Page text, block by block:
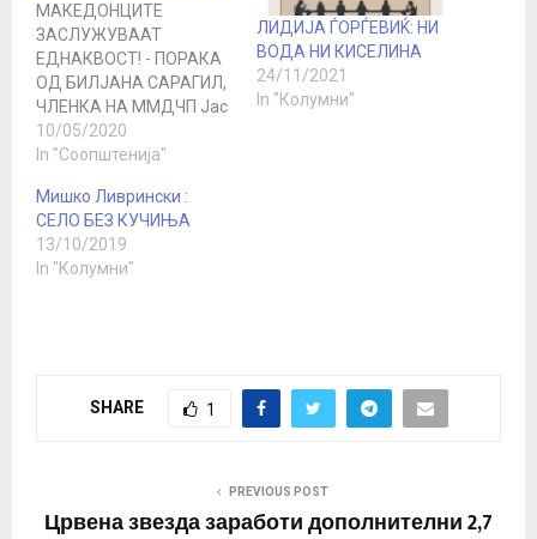
МАКЕДОНЦИТЕ
ЗАСЛУЖУВААТ
ЕДНАКВОСТ! - ПОРАКА
ОД БИЛЈАНА САРАГИЛ,
ЧЛЕНКА НА ММДЧП Јас
сум МАКЕДОНКА. Моите
предци НЕ биле Грци
Грците и Бугарите се
наши угнетувачи. Јас
дефинитивно НЕ сум
ниту Северно-
припадност, јазик и…
10/05/2020
In "Соопштенија"
ЛИДИЈА ЃОРЃЕВИЌ: НИ
ВОДА НИ КИСЕЛИНА
24/11/2021
In "Колумни"
Мишко Ливрински :
СЕЛО БЕЗ КУЧИЊА
13/10/2019
In "Колумни"
SHARE 1
PREVIOUS POST
Црвена звезда заработи дополнителни 2,7